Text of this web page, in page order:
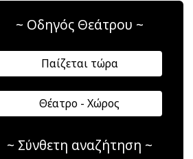
~ Οδηγός Θεάτρου ~
Παίζεται τώρα
Θέατρο - Χώρος
~ Σύνθετη αναζήτηση ~